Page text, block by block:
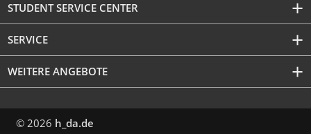
STUDENT SERVICE CENTER
SERVICE
WEITERE ANGEBOTE
© 2026 h_da.de